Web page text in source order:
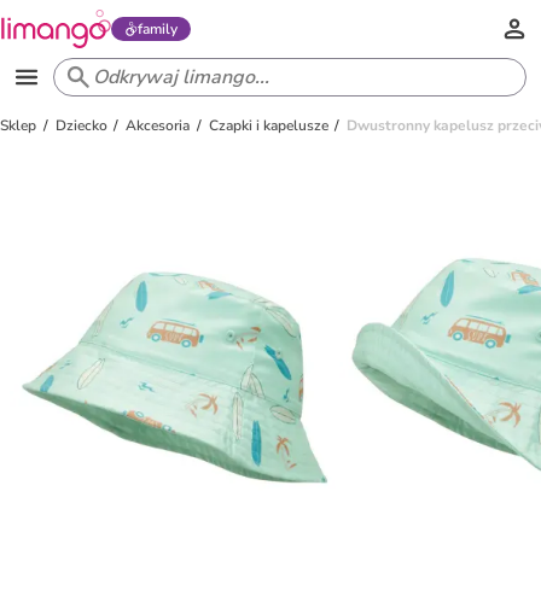
family
Sklep Dziecko Akcesoria Czapki i kapelusze Dwustronny kapelusz